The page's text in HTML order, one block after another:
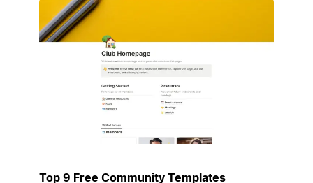
Top 9 Free Community Templates